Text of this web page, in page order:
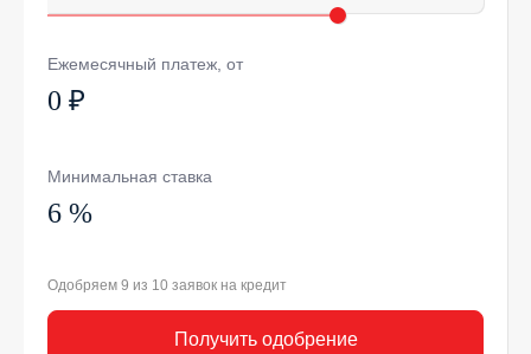
Ежемесячный платеж, от
0 ₽
Минимальная ставка
6 %
Одобряем 9 из 10 заявок на кредит
Получить одобрение